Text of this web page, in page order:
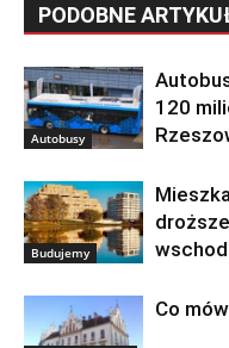
PODOBNE
Autobusy
120
Budujemy
Co